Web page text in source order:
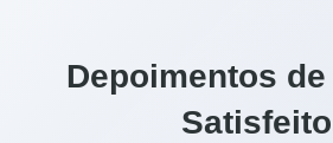
Depoimentos